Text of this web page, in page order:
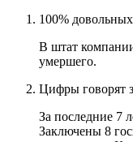
100%
В штат
умершего.
Цифры говорят
За последние 7
Заключены 8